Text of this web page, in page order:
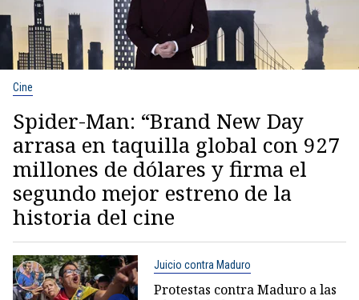
Cine
Spider-Man: “Brand New Day
arrasa en taquilla global con 927
millones de dólares y firma el
segundo mejor estreno de la
historia del cine
Juicio contra Maduro
Protestas contra Maduro a las